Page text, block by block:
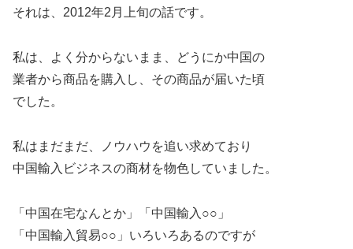
それは、2012年2月上旬の話です。
私は、よく分からないまま、どうにか中国の
業者から商品を購入し、その商品が届いた頃
でした。
私はまだまだ、ノウハウを追い求めており
中国輸入ビジネスの商材を物色していました。
「中国在宅なんとか」「中国輸入○○」
「中国輸入貿易○○」いろいろあるのですが